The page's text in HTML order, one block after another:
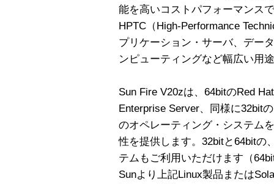
能を高いコストパフォーマンス
HPTC（High-Performance
プリケーション・サーバ、デー
ンピューティングなど幅広い用
Sun Fire V20zは、64bitのRed
Enterprise Server、同様に32bit
のオペレーティング・システム
性を提供します。32bitと64bitの
テムもご利用いただけます（
Sunより上記Linux製品または